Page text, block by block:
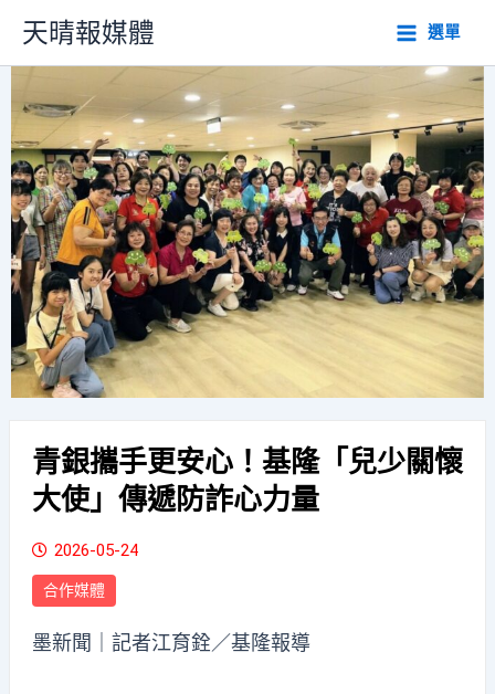
主
內
容
天晴報媒體 選單
青銀攜手更安心！基隆「兒少關懷
大使」傳遞防詐心力量
2026-05-24
合作媒體
墨新聞 ｜記者江育銓／基隆報導